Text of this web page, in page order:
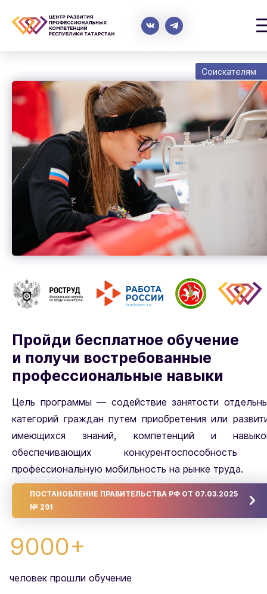
Соискателям
Пройди бесплатное обучение
и получи востребованные
профессиональные навыки
Цель программы — содействие занятости
категорий граждан путем приобретения или
имеющихся знаний, компетенций и
обеспечивающих конкурентоспособность
профессиональную мобильность на рынке труда.
ПОСТАНОВЛЕНИЕ ПРАВИТЕЛЬСТВА РФ ОТ 07.03.2025
№ 291
9000+
человек прошли обучение